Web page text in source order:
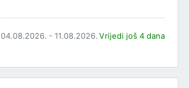
04.08.2026. - 11.08.2026. Vrijedi još 4 dana